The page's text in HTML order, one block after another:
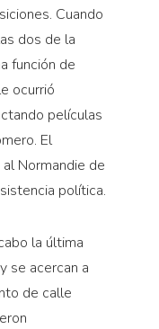
Cuando
dos de la
función de
ocurrió
películas
El
Normandie de
política.
la última
se acercan a
de calle